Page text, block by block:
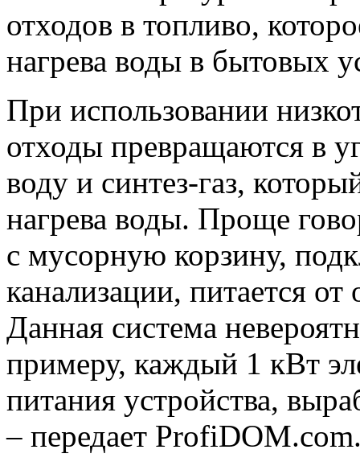
отходов в топливо,
нагрева воды в бытовых
При использовании
отходы превращаются в
воду и синтез-газ,
нагрева воды. Проще
с мусорную корзину,
канализации, питается
Данная система
примеру, каждый 1 кВт
питания устройства,
– передает